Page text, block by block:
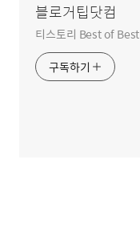
블로거팁닷컴
티스토리 Best of
구독하기